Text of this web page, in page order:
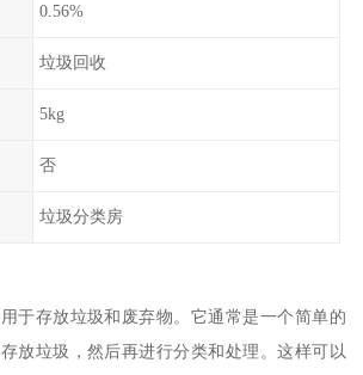
0.56%
垃圾回收
5kg
否
垃圾分类房
于存放垃圾和废弃物。它通常是一个简单的
放垃圾，然后再进行分类和处理。这样可以